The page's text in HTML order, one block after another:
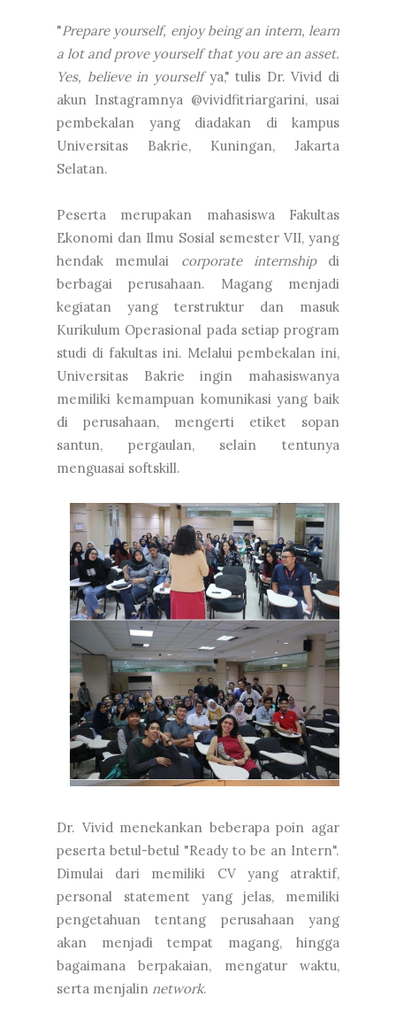
"Prepare yourself, enjoy being an intern, learn
a lot and prove yourself that you are an asset.
Yes, believe in yourselfya," tulis Dr. Vivid di
akun Instagramnya @vividfitriargarini, usai
pembekalan yang diadakan di kampus
Universitas Bakrie, Kuningan, Jakarta
Selatan.
Peserta merupakan mahasiswa Fakultas
Ekonomi dan Ilmu Sosial semester VII, yang
hendak memulai corporate internshipdi
berbagai perusahaan. Magang menjadi
kegiatan yang terstruktur dan masuk
Kurikulum Operasional pada setiap program
studi di fakultas ini. Melalui pembekalan ini,
Universitas Bakrie ingin mahasiswanya
memiliki kemampuan komunikasi yang baik
di perusahaan, mengerti etiket sopan
santun, pergaulan, selain tentunya
menguasai softskill.
Dr. Vivid menekankan beberapa poin agar
peserta betul-betul "Ready to be an Intern".
Dimulai dari memiliki CV yang atraktif,
personal statement yang jelas, memiliki
pengetahuan tentang perusahaan yang
akan menjadi tempat magang, hingga
bagaimana berpakaian, mengatur waktu,
serta menjalin network.